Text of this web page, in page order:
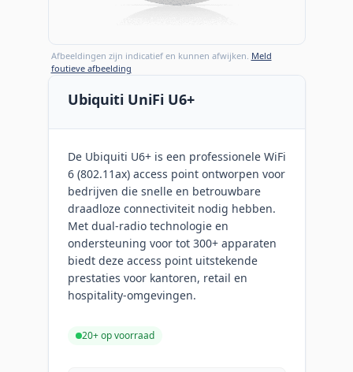
Afbeeldingen zijn indicatief en kunnen afwijken. Meld
foutieve afbeelding
Ubiquiti UniFi U6+
De Ubiquiti U6+ is een professionele WiFi
6 (802.11ax) access point ontworpen voor
bedrijven die snelle en betrouwbare
draadloze connectiviteit nodig hebben.
Met dual-radio technologie en
ondersteuning voor tot 300+ apparaten
biedt deze access point uitstekende
prestaties voor kantoren, retail en
hospitality-omgevingen.
20+ op voorraad